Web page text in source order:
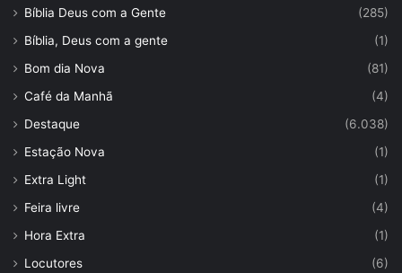
Bíblia Deus com a Gente
(285)
Bíblia, Deus com a gente
(1)
Bom dia Nova
(81)
Café da Manhã
(4)
Destaque
(6.038)
Estação Nova
(1)
Extra Light
(1)
Feira livre
(4)
Hora Extra
(1)
Locutores
(6)